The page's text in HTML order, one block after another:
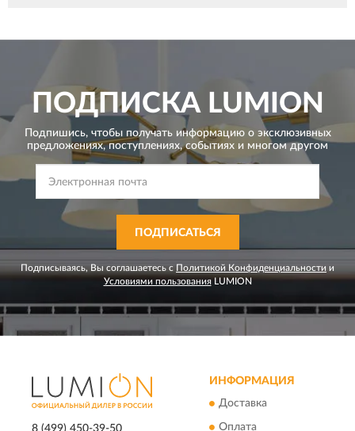
ПОДПИСКАLUMION
Подпишись, чтобы получать информацию о эксклюзивных
предложениях,поступлениях, событиях и многом другом
ПОДПИСАТЬСЯ
Подписываясь, Вы соглашаетесь сПолитикой Конфиденциальности и
Условиями пользованияLUMION
8 (499) 450-39-50
ИНФОРМАЦИЯ
Доставка
Оплата